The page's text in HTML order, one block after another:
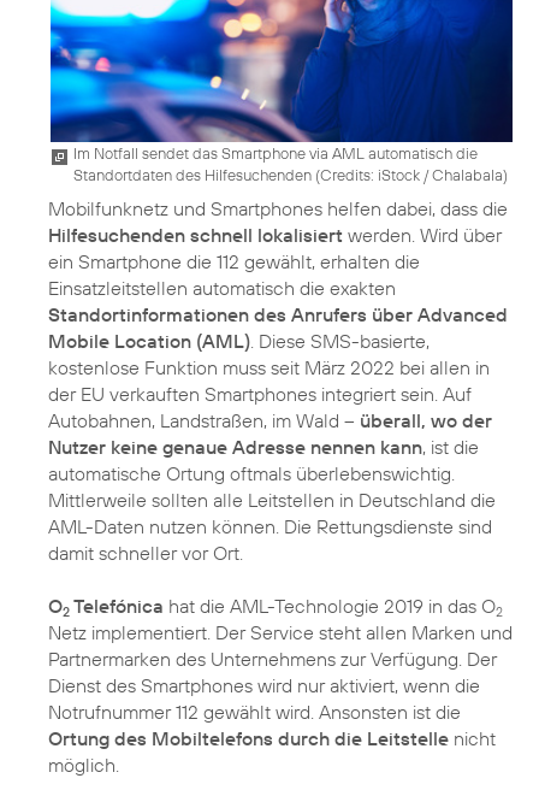
Im Notfall sendet das Smartphone via AML automatisch die
Standortdaten des Hilfesuchenden (Credits: iStock / Chalabala)
Mobilfunknetz und Smartphones helfen dabei, dass die
Hilfesuchenden schnell lokalisiert werden. Wird über
ein Smartphone die 112 gewählt, erhalten die
Einsatzleitstellen automatisch die exakten
Standortinformationen des Anrufers über Advanced
Mobile Location (AML). Diese SMS-basierte,
kostenlose Funktion muss seit März 2022 bei allen in
der EU verkauften Smartphones integriert sein. Auf
Autobahnen, Landstraßen, im Wald – überall, wo der
Nutzer keine genaue Adresse nennen kann, ist die
automatische Ortung oftmals überlebenswichtig.
Mittlerweile sollten alle Leitstellen in Deutschland die
AML-Daten nutzen können. Die Rettungsdienste sind
damit schneller vor Ort.
O2 Telefónica hat die AML-Technologie 2019 in das O2
Netz implementiert. Der Service steht allen Marken und
Partnermarken des Unternehmens zur Verfügung. Der
Dienst des Smartphones wird nur aktiviert, wenn die
Notrufnummer 112 gewählt wird. Ansonsten ist die
Ortung des Mobiltelefons durch die Leitstelle nicht
möglich.